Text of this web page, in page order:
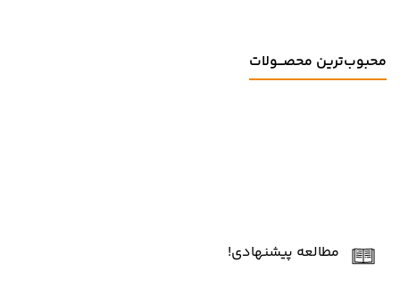
محبوب‌ترین محصـــولات
مطالعه پیشنهادی!